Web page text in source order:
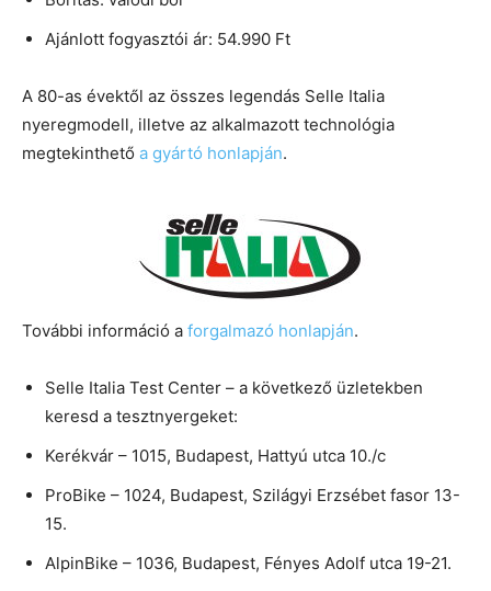
Ajánlott fogyasztói ár: 54.990 Ft
A 80-as évektől az összes legendás Selle Italia
nyeregmodell, illetve az alkalmazott technológia
megtekinthető a gyártó honlapján.
További információ a forgalmazó honlapján.
Selle Italia Test Center – a következő üzletekben
keresd a tesztnyergeket:
Kerékvár – 1015, Budapest, Hattyú utca 10./c
ProBike – 1024, Budapest, Szilágyi Erzsébet fasor 13-
15.
AlpinBike – 1036, Budapest, Fényes Adolf utca 19-21.